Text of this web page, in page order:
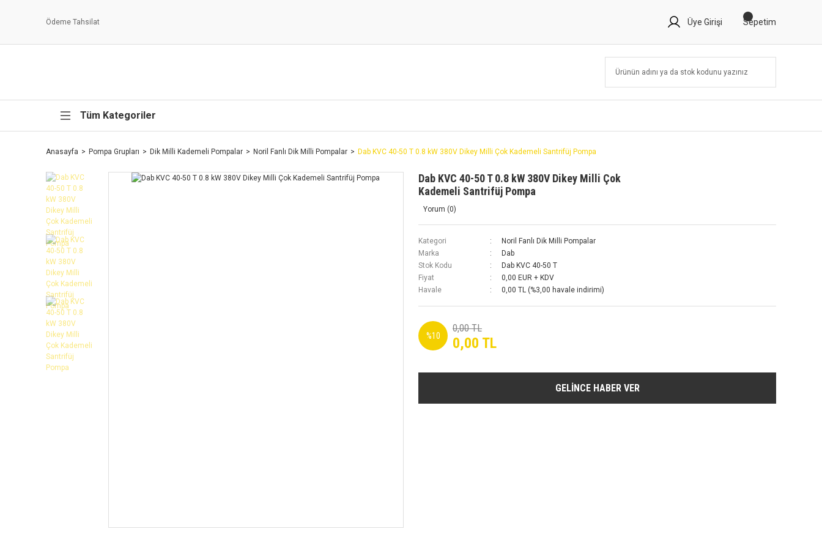
Ödeme Tahsilat Üye Girişi Sepetim
Tüm Kategoriler
Anasayfa Pompa Grupları Dik Milli Kademeli Pompalar Noril Fanlı Dik Milli Pompalar Dab KVC 40-50 T 0.8 kW 380V Dikey Milli Çok Kademeli Santrifüj Pompa
Dab KVC 40-50 T 0.8 kW 380V Dikey Milli Çok
Kademeli Santrifüj Pompa
Yorum (0)
Kategori
Noril Fanlı Dik Milli Pompalar
Marka
Dab
Stok Kodu
Dab KVC 40-50 T
Fiyat
0,00 EUR + KDV
Havale
0,00 TL (%3,00 havale indirimi)
%10
0,00 TL
0,00 TL
GELİNCE HABER VER